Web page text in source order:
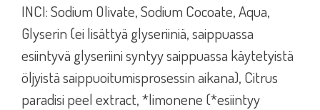
INCI: Sodium Olivate, Sodium Cocoate, Aqua,
Glyserin (ei lisättyä glyseriiniä, saippuassa
esiintyvä glyseriini syntyy saippuassa käytetyistä
öljyistä saippuoitumisprosessin aikana), Citrus
paradisi peel extract, *limonene (*esiintyy